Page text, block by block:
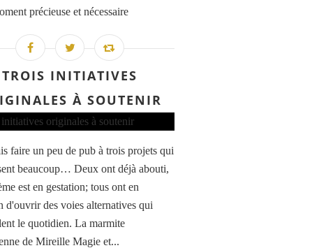
précieuse et nécessaire
TROIS INITIATIVES
À SOUTENIR
faire un peu de pub à trois projets qui
beaucoup… Deux ont déjà abouti,
est en gestation; tous ont en
d'ouvrir des voies alternatives qui
le quotidien. La marmite
de Mireille Magie et...